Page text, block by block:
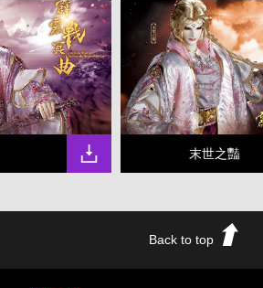
末世之豔
Back to top